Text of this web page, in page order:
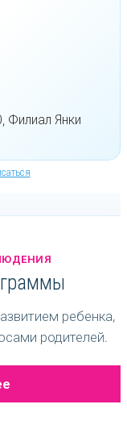
Филиал Янки
ребенка,
родителей.